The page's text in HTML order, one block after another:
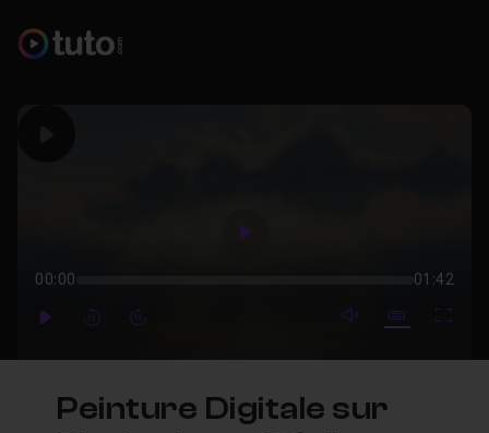
Play
00:00 01:42
PlayForwardForward mute video
Subtitles
Peinture Digitale sur